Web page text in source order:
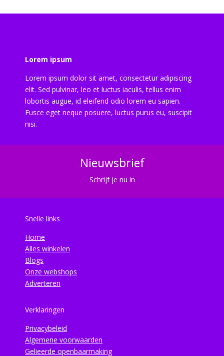
Lorem ipsum
Lorem ipsum dolor sit amet, consectetur adipiscing
elit. Sed pulvinar, leo et luctus iaculis, tellus enim
lobortis augue, id eleifend odio lorem eu sapien.
Fusce eget neque posuere, luctus purus eu, suscipit
nisi.
Nieuwsbrief
Schrijf je nu in
Snelle links
Home
Alles winkelen
Blogs
Onze webshops
Adverteren
Verklaringen
Privacybeleid
Algemene voorwaarden
Gelieerde openbaarmaking